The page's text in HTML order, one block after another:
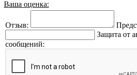
Ваша оценка:
Отзыв:
Защита от
сообщений: